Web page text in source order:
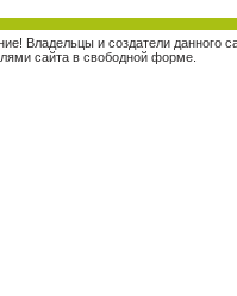
Владельцы и создатели данного
сайта в свободной форме.